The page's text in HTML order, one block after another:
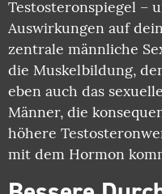
Testosteronspiegel –
Auswirkungen auf
zentrale männliche
die Muskelbildung,
eben auch das
Männer, die
höhere
mit dem Hormon